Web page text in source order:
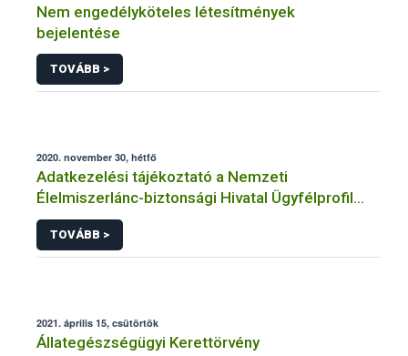
Nem engedélyköteles létesítmények
bejelentése
TOVÁBB >
2020. november 30, hétfő
Adatkezelési tájékoztató a Nemzeti
Élelmiszerlánc-biztonsági Hivatal Ügyfélprofil
Rendszerben állatgyógyászati termékek
témakörben közhatalmi eljárásaihoz kapcsolódó
adatkezeléséhez
TOVÁBB >
2021. április 15, csütörtök
Állategészségügyi Kerettörvény